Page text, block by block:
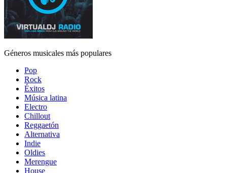
Géneros musicales más populares
Pop
Rock
Éxitos
Música latina
Electro
Chillout
Reggaetón
Alternativa
Indie
Oldies
Merengue
House